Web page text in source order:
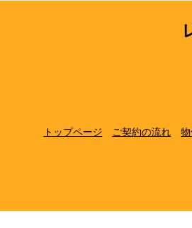
トップページ ご契約の流れ